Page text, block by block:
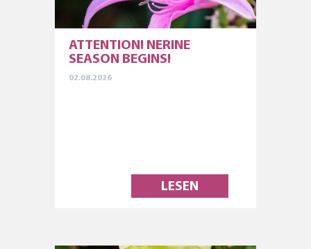
ATTENTION! NERINE
SEASON BEGINS!
02.08.2026
LESEN